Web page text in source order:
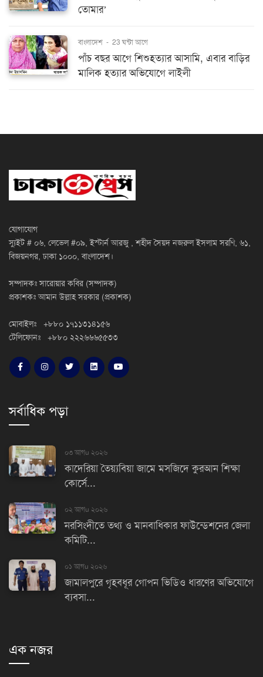
তোমার’
বাংলাদেশ - 23 ঘন্টা আগে
পাঁচ বছর আগে শিশুহত্যার আসামি, এবার বাড়ির
মালিক হত্যার অভিযোগে লাইলী
যোগাযোগ
স্যুইট # ০৬, লেভেল #০৯, ইস্টার্ন আরজু , শহীদ সৈয়দ নজরুল ইসলাম সরণি, ৬১,
বিজয়নগর, ঢাকা ১০০০, বাংলাদেশ।
সম্পাদকঃ সারোয়ার কবির (সম্পাদক)
প্রকাশকঃ আমান উল্লাহ সরকার (প্রকাশক)
মোবাইলঃ +৮৮০ ১৭১১৩১৪১৫৬
টেলিফোনঃ +৮৮০ ২২২৬৬৬৫৫৩৩
সর্বাধিক পড়া
০৩ আগu ২০২৬
কাদেরিয়া তৈয়্যবিয়া জামে মসজিদে কুরআন শিক্ষা
কোর্সে...
০২ আগu ২০২৬
নরসিংদীতে তথ্য ও মানবাধিকার ফাউন্ডেশনের জেলা
কমিটি...
০১ আগu ২০২৬
জামালপুরে গৃহবধূর গোপন ভিডিও ধারণের অভিযোগে
ব্যবসা...
এক নজর